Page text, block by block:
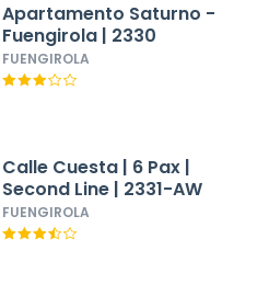
Apartamento Saturno -
Fuengirola | 2330
FUENGIROLA
Calle Cuesta | 6 Pax |
Second Line | 2331-AW
FUENGIROLA